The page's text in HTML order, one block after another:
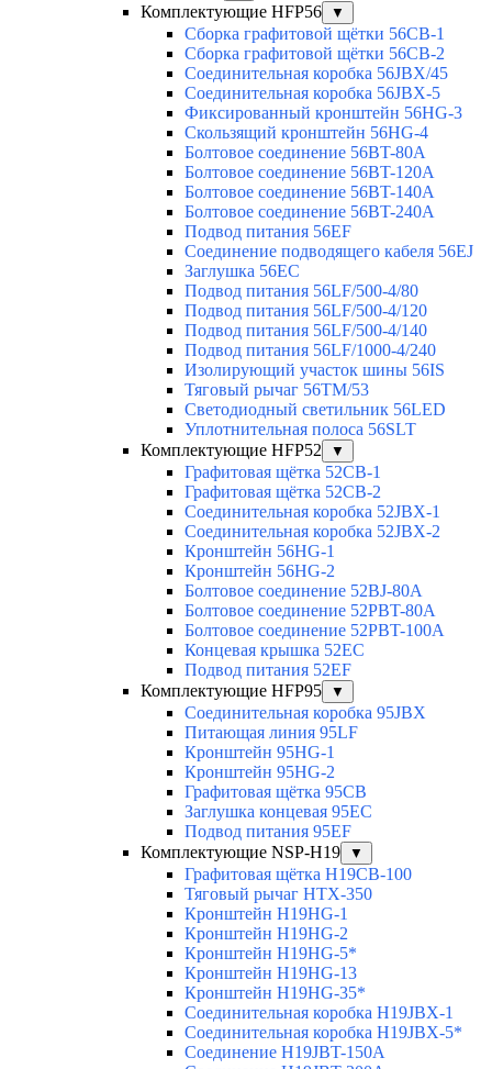
Комплектующие HFP56 ▼
Сборка графитовой щётки 56CB-1
Сборка графитовой щётки 56CB-2
Соединительная коробка 56JBX/45
Соединительная коробка 56JBX-5
Фиксированный кронштейн 56HG-3
Скользящий кронштейн 56HG-4
Болтовое соединение 56BT-80A
Болтовое соединение 56BT-120A
Болтовое соединение 56BT-140A
Болтовое соединение 56BT-240A
Подвод питания 56EF
Соединение подводящего кабеля 56EJ
Заглушка 56EC
Подвод питания 56LF/500-4/80
Подвод питания 56LF/500-4/120
Подвод питания 56LF/500-4/140
Подвод питания 56LF/1000-4/240
Изолирующий участок шины 56IS
Тяговый рычаг 56TM/53
Светодиодный светильник 56LED
Уплотнительная полоса 56SLT
Комплектующие HFP52
▼
Графитовая щётка 52CB-1
Графитовая щётка 52CB-2
Соединительная коробка 52JBX-1
Соединительная коробка 52JBX-2
Кронштейн 56HG-1
Кронштейн 56HG-2
Болтовое соединение 52BJ-80A
Болтовое соединение 52PBT-80A
Болтовое соединение 52PBT-100A
Концевая крышка 52EC
Подвод питания 52EF
Комплектующие HFP95
▼
Соединительная коробка 95JBX
Питающая линия 95LF
Кронштейн 95HG-1
Кронштейн 95HG-2
Графитовая щётка 95CB
Заглушка концевая 95EC
Подвод питания 95EF
Комплектующие NSP-H19
▼
Графитовая щётка H19CB-100
Тяговый рычаг HTX-350
Кронштейн H19HG-1
Кронштейн H19HG-2
Кронштейн H19HG-5*
Кронштейн H19HG-13
Кронштейн H19HG-35*
Соединительная коробка H19JBX-1
Соединительная коробка H19JBX-5*
Соединение H19JBT-150A